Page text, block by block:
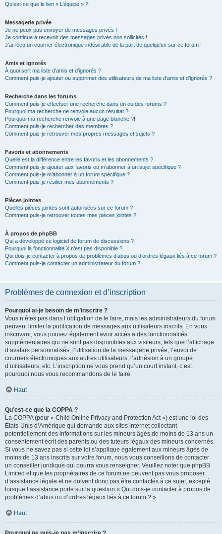
Qu’est-ce que le lien « L’équipe » ?
Messagerie privée
Je ne peux pas envoyer de messages privés !
Je continue à recevoir des messages privés non sollicités !
J’ai reçu un courrier électronique indésirable de la part de quelqu’un sur ce forum !
Amis et ignorés
À quoi sert ma liste d’amis et d’ignorés ?
Comment puis-je ajouter ou supprimer des utilisateurs de ma liste d’amis et d’ignorés ?
Recherche dans les forums
Comment puis-je effectuer une recherche dans un ou des forums ?
Pourquoi ma recherche ne renvoie aucun résultat ?
Pourquoi ma recherche renvoie à une page blanche ?!
Comment puis-je rechercher des membres ?
Comment puis-je retrouver mes propres messages et sujets ?
Favoris et abonnements
Quelle est la différence entre les favoris et les abonnements ?
Comment puis-je ajouter aux favoris ou m’abonner à un sujet spécifique ?
Comment puis-je m’abonner à un forum spécifique ?
Comment puis-je résilier mes abonnements ?
Pièces jointes
Quelles pièces jointes sont autorisées sur ce forum ?
Comment puis-je retrouver toutes mes pièces jointes ?
À propos de phpBB
Qui a développé ce logiciel de forum de discussions ?
Pourquoi la fonctionnalité X n’est pas disponible ?
Qui dois-je contacter à propos de problèmes d’abus ou d’ordres légaux liés à ce forum ?
Comment puis-je contacter un administrateur du forum ?
Problèmes de connexion et d’inscription
Pourquoi ai-je besoin de m’inscrire ?
Vous n’êtes pas dans l’obligation de le faire, mais les administrateurs du forum
peuvent limiter la publication de messages aux utilisateurs inscrits. En vous
inscrivant, vous pouvez également avoir accès à des fonctionnalités
supplémentaires qui ne sont pas disponibles aux visiteurs, tels que l’affichage
d’avatars personnalisés, l’utilisation de la messagerie privée, l’envoi de
courriers électroniques aux autres utilisateurs, l’adhésion à un groupe
d’utilisateurs, etc. L’inscription ne vous prend qu’un court instant, c’est
pourquoi nous vous recommandons de le faire.
Haut
Qu’est-ce que la COPPA ?
La COPPA (pour « Child Online Privacy and Protection Act ») est une loi des
États-Unis d’Amérique qui demande aux sites internet collectant
potentiellement des informations sur les mineurs âgés de moins de 13 ans un
consentement écrit des parents ou des tuteurs légaux des mineurs concernés.
Si vous ne savez pas si cette loi s’applique également aux mineurs âgés de
moins de 13 ans inscrits sur votre forum, nous vous conseillons de contacter
un conseiller juridique qui pourra vous renseigner. Veuillez noter que phpBB
Limited et que les propriétaires de ce forum ne peuvent pas vous proposer
d’assistance légale et ne doivent donc pas être contactés à ce sujet, excepté
lorsque l’assistance porte sur la question « Qui dois-je contacter à propos de
problèmes d’abus ou d’ordres légaux liés à ce forum ? ».
Haut